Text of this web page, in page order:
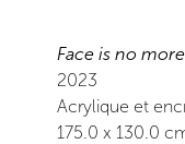
Face is no
2023
Acrylique et
175.0 x 130.0